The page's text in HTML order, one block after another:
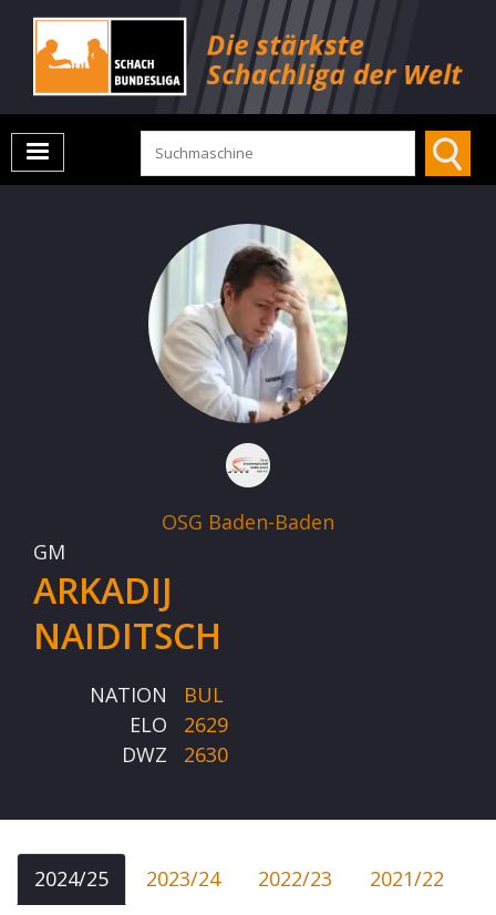
OSG Baden-Baden
GM
ARKADIJ
NAIDITSCH
NATION
BUL
ELO
2629
DWZ
2630
2024/25 2023/24 2022/23
2021/22